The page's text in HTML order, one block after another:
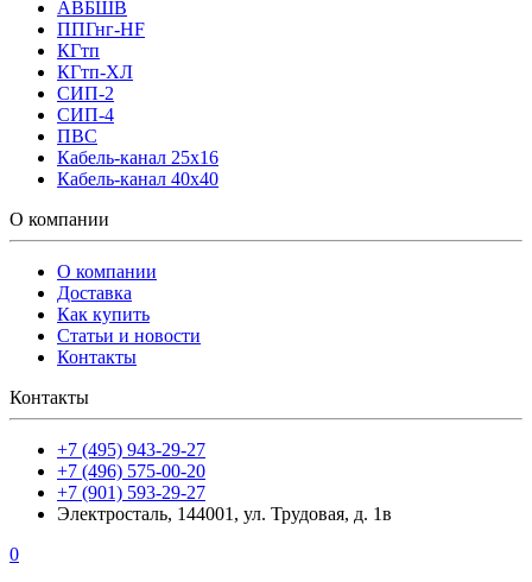
АВБШВ
ППГнг-HF
КГтп
КГтп-ХЛ
СИП-2
СИП-4
ПВС
Кабель-канал 25х16
Кабель-канал 40х40
О компании
О компании
Доставка
Как купить
Статьи и новости
Контакты
Контакты
+7 (495) 943-29-27
+7 (496) 575-00-20
+7 (901) 593-29-27
Электросталь, 144001, ул. Трудовая, д. 1в
0